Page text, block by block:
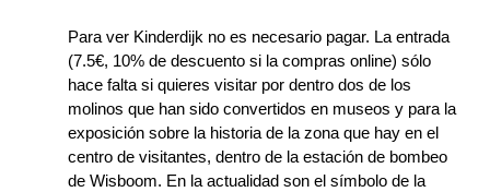
Para ver Kinderdijk no es necesario pagar. La entrada
(7.5€, 10% de descuento si la compras online) sólo
hace falta si quieres visitar por dentro dos de los
molinos que han sido convertidos en museos y para la
exposición sobre la historia de la zona que hay en el
centro de visitantes, dentro de la estación de bombeo
de Wisboom. En la actualidad son el símbolo de la